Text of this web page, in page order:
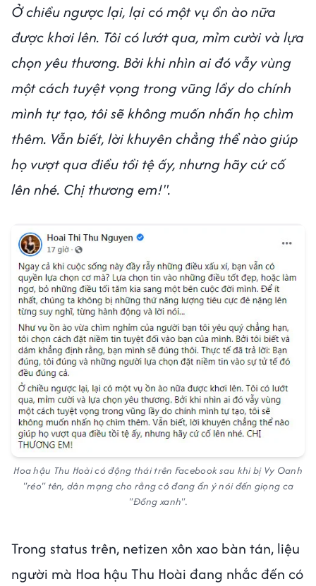
Ở chiều ngược lại, lại có một vụ ồn ào nữa
được khơi lên. Tôi có lướt qua, mỉm cười và lựa
chọn yêu thương. Bởi khi nhìn ai đó vẫy vùng
một cách tuyệt vọng trong vũng lầy do chính
mình tự tạo, tôi sẽ không muốn nhấn họ chìm
thêm. Vẫn biết, lời khuyên chẳng thể nào giúp
họ vượt qua điều tồi tệ ấy, nhưng hãy cứ cố
lên nhé. Chị thương em!".
Hoa hậu Thu Hoài có động thái trên Facebook sau khi bị Vy Oanh
"réo" tên, dân mạng cho rằng cô đang ẩn ý nói đến giọng ca
"Đồng xanh".
Trong status trên, netizen xôn xao bàn tán, liệu
người mà Hoa hậu Thu Hoài đang nhắc đến có